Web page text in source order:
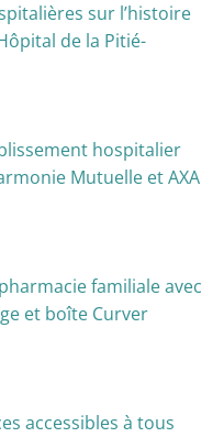
sur l’histoire
de la Pitié-
hospitalier
Mutuelle et AXA
familiale avec
et boîte Curver
accessibles à tous